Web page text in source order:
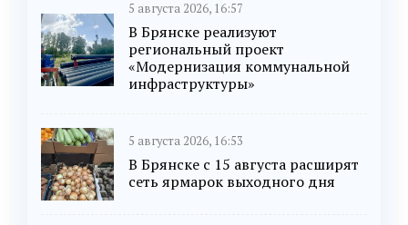
5 августа 2026, 16:57
В Брянске реализуют
региональный проект
«Модернизация коммунальной
инфраструктуры»
5 августа 2026, 16:53
В Брянске с 15 августа расширят
сеть ярмарок выходного дня